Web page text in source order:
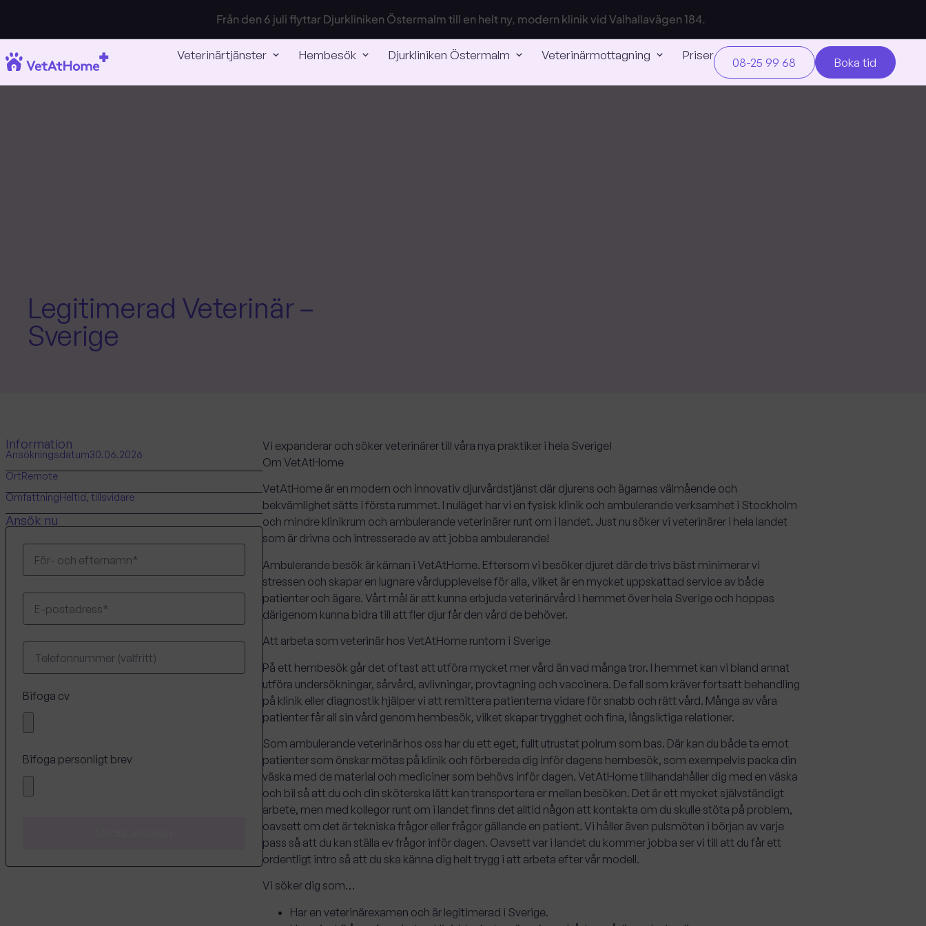
Från den 6 juli flyttar Djurkliniken Östermalm till en helt ny, modern klinik vid Valhallavägen 184.
Veterinärtjänster Hembesök Djurkliniken Östermalm Veterinärmottagning Priser
08-25 99 68 Boka tid
Legitimerad Veterinär –
Sverige
Information
Ansökningsdatum30.06.2026
OrtRemote
OmfattningHeltid, tillsvidare
Ansök nu
Bifoga cv
Bifoga personligt brev
Vi expanderar och söker veterinärer till våra nya praktiker i hela Sverige!
Om VetAtHome
VetAtHome är en modern och innovativ djurvårdstjänst där djurens och ägarnas välmående och
bekvämlighet sätts i första rummet. I nuläget har vi en fysisk klinik och ambulerande verksamhet i Stockholm
och mindre klinikrum och ambulerande veterinärer runt om i landet. Just nu söker vi veterinärer i hela landet
som är drivna och intresserade av att jobba ambulerande!
Ambulerande besök är kärnan i VetAtHome. Eftersom vi besöker djuret där de trivs bäst minimerar vi
stressen och skapar en lugnare vårdupplevelse för alla, vilket är en mycket uppskattad service av både
patienter och ägare. Vårt mål är att kunna erbjuda veterinärvård i hemmet över hela Sverige och hoppas
därigenom kunna bidra till att fler djur får den vård de behöver.
Att arbeta som veterinär hos VetAtHome runtom i Sverige
På ett hembesök går det oftast att utföra mycket mer vård än vad många tror. I hemmet kan vi bland annat
utföra undersökningar, sårvård, avlivningar, provtagning och vaccinera. De fall som kräver fortsatt behandling
på klinik eller diagnostik hjälper vi att remittera patienterna vidare för snabb och rätt vård. Många av våra
patienter får all sin vård genom hembesök, vilket skapar trygghet och fina, långsiktiga relationer.
Som ambulerande veterinär hos oss har du ett eget, fullt utrustat polrum som bas. Där kan du både ta emot
patienter som önskar mötas på klinik och förbereda dig inför dagens hembesök, som exempelvis packa din
väska med de material och mediciner som behövs inför dagen. VetAtHome tillhandahåller dig med en väska
och bil så att du och din sköterska lätt kan transportera er mellan besöken. Det är ett mycket självständigt
arbete, men med kollegor runt om i landet finns det alltid någon att kontakta om du skulle stöta på problem,
oavsett om det är tekniska frågor eller frågor gällande en patient. Vi håller även pulsmöten i början av varje
pass så att du kan ställa ev frågor inför dagen. Oavsett var i landet du kommer jobba ser vi till att du får ett
ordentligt intro så att du ska känna dig helt trygg i att arbeta efter vår modell.
Vi söker dig som…
Har en veterinärexamen och är legitimerad i Sverige.